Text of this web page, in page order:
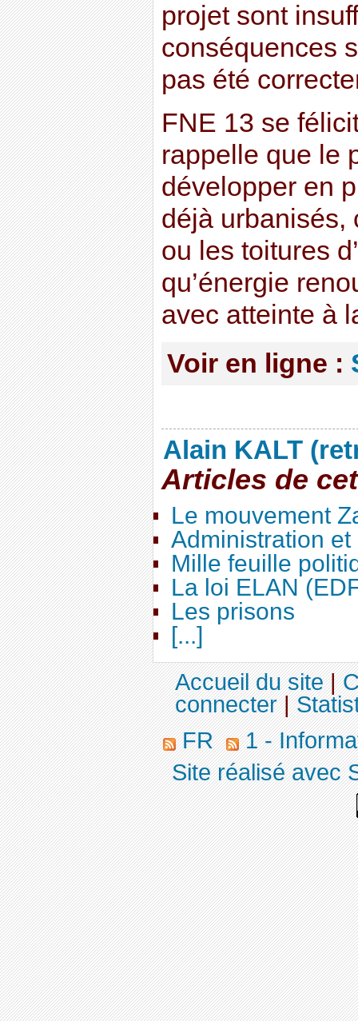
projet sont
conséquences
pas été
FNE 13 se
rappelle que le
développer en
déjà urbanisés,
ou les toitures
qu’énergie
avec atteinte à
Voir en ligne :
Alain KALT
Articles de
Le mouvement
Administration
Mille feuille
La loi ELAN
Les prisons
[...]
Accueil du site|
connecter|
FR
1 -
Site réalisé avec